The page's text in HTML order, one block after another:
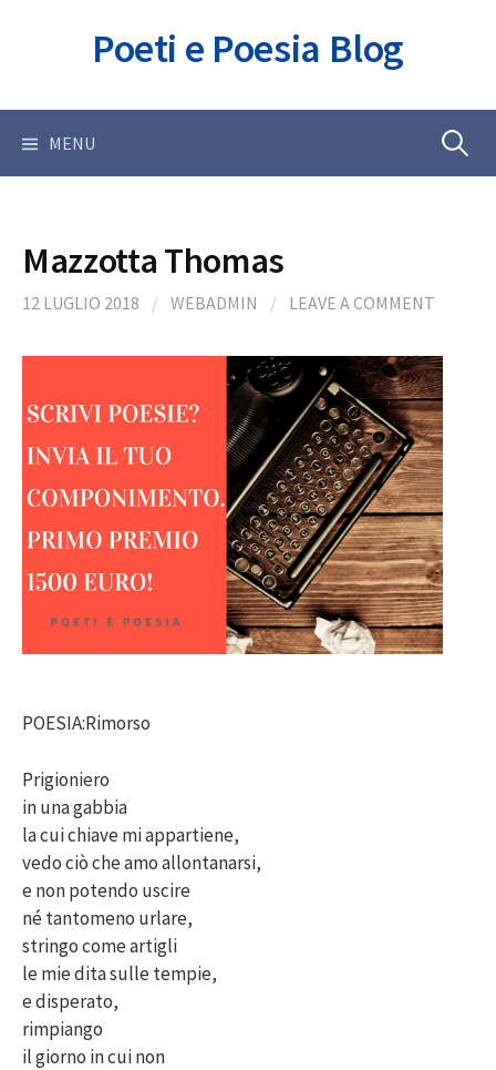
Poeti e Poesia Blog
MENU Ricerca
Mazzotta Thomas
12 LUGLIO 2018 / WEBADMIN / LEAVE A COMMENT
POESIA:Rimorso
Prigioniero
in una gabbia
la cui chiave mi appartiene,
vedo ciò che amo allontanarsi,
e non potendo uscire
né tantomeno urlare,
stringo come artigli
le mie dita sulle tempie,
e disperato,
rimpiango
il giorno in cui non